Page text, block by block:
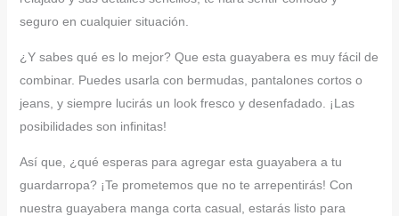
seguro en cualquier situación.
¿Y sabes qué es lo mejor? Que esta guayabera es muy fácil de
combinar. Puedes usarla con bermudas, pantalones cortos o
jeans, y siempre lucirás un look fresco y desenfadado. ¡Las
posibilidades son infinitas!
Así que, ¿qué esperas para agregar esta guayabera a tu
guardarropa? ¡Te prometemos que no te arrepentirás! Con
nuestra guayabera manga corta casual, estarás listo para